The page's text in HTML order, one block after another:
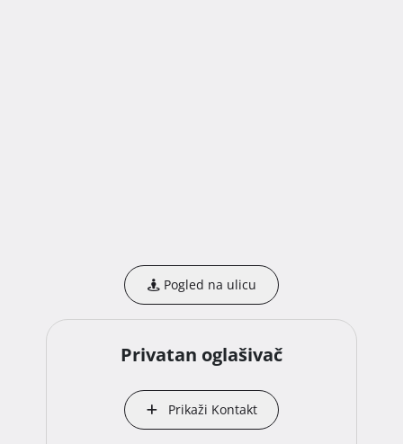
Pogled na ulicu
Privatan oglašivač
Prikaži Kontakt